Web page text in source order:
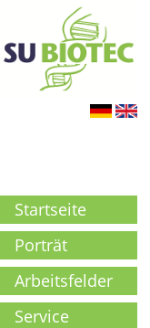
Startseite
Porträt
Arbeitsfelder
Service